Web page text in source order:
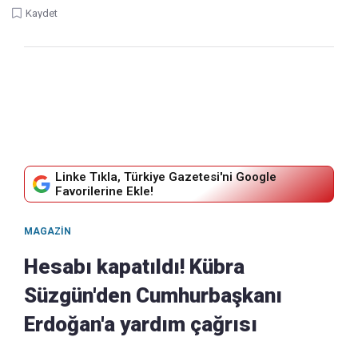
Kaydet
Linke Tıkla, Türkiye Gazetesi'ni Google
Favorilerine Ekle!
MAGAZIN
Hesabı kapatıldı! Kübra
Süzgün'den Cumhurbaşkanı
Erdoğan'a yardım çağrısı